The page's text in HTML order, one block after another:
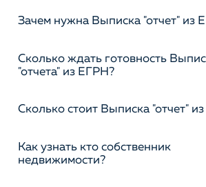
Зачем нужна Выписка "отчет" из
Сколько ждать готовность
"отчета" из ЕГРН?
Сколько стоит Выписка "отчет"
Как узнать кто собственник
недвижимости?